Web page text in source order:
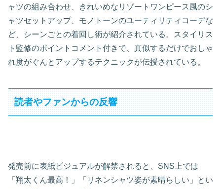
ャツの組み合わせ、きれいめなリゾートワンピース風のシ
ャツセットアップ、モノトーンのユーティリティコーデな
ど、シーンごとの着回し術が紹介されている。スタイリス
ト監修のポイントコメント付きで、真似するだけでおしゃ
れ度がぐんとアップするテクニックが伝授されている。
読者やファンからの反響
発売前に表紙ビジュアルが解禁されると、SNS上では
「翔太くん最高！」「リネンシャツ姿が素晴らしい」とい